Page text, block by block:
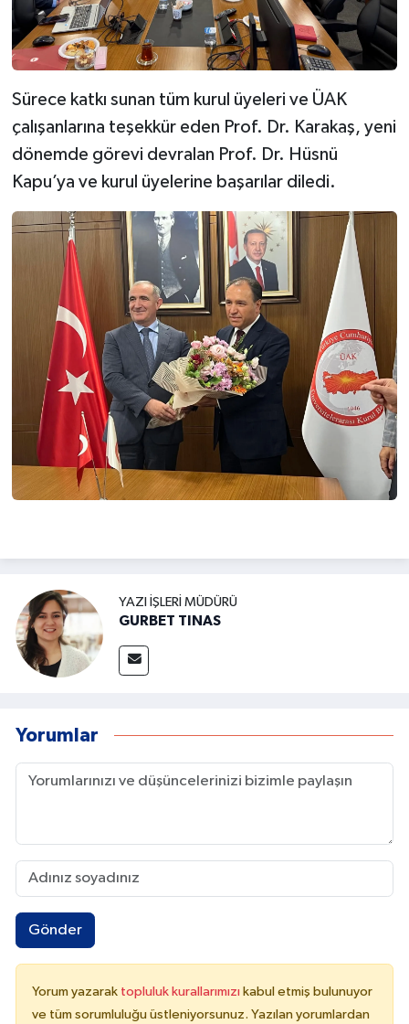
Sürece katkı sunan tüm kurul üyeleri ve ÜAK
çalışanlarına teşekkür eden Prof. Dr. Karakaş, yeni
dönemde görevi devralan Prof. Dr. Hüsnü
Kapu’ya ve kurul üyelerine başarılar diledi.
YAZI İŞLERI MÜDÜRÜ
GURBET TINAS
Yorumlar
Gönder
Yorum yazarak topluluk kurallarımızı kabul etmiş bulunuyor
ve tüm sorumluluğu üstleniyorsunuz. Yazılan yorumlardan